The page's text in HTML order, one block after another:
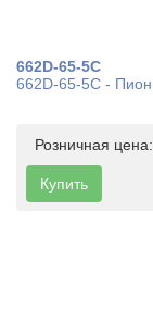
662D-65-5C
662D-65-5C -
Розничная
Купить